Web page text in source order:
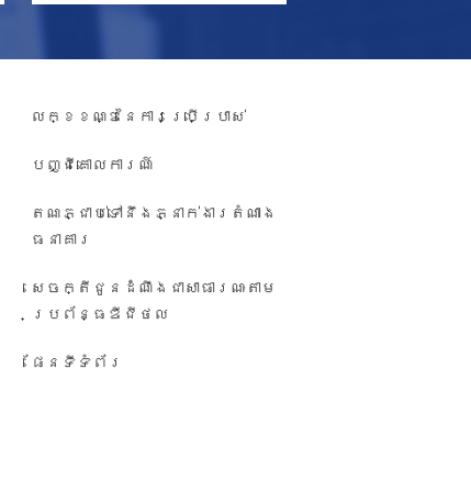
លក្ខខណ្ឌនៃការប្រើប្រាស់
បញ្ជី​គោលការណ៍
តណភ្ជាប់ទៅនឹងភ្នាក់ងារតំណាង
ធនាគារ
សេចក្តីជូនដំណឹង​ជា​សាធារណៈ​តាម​
ប្រព័ន្ធ​ឌីជីថល
ផែនទីទំព័រ